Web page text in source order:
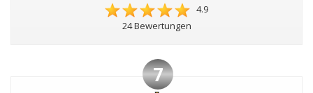
4.9
24 Bewertungen
7